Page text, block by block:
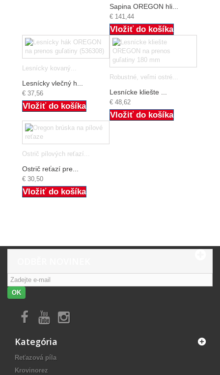
Sapina OREGON hli...
€ 141,44
Vložiť do košíka
Lesnícky kovaný...
Lesnícky vlečný h...
€ 37,56
Vložiť do košíka
Robustné, veľmi ostré...
Lesnícke kliešte ...
€ 48,62
Vložiť do košíka
Ostrič pílových reťazí...
Ostrič reťazí pre...
€ 30,50
Vložiť do košíka
OK
Kategória
Reťazová píla
Krovinorez